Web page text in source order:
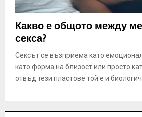
N
U
Какво е общото между
секса?
Сексът се възприема като
като форма на близост или просто
отвъд тези пластове той е и